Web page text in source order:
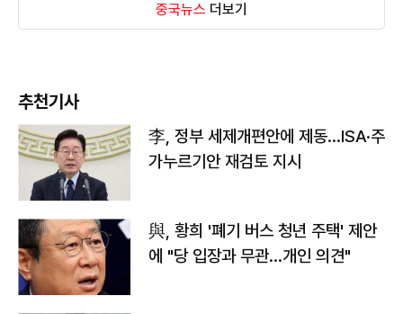
중국뉴스 더보기
추천기사
李, 정부 세제개편안에 제동…ISA·주
가누르기안 재검토 지시
與, 황희 '폐기 버스 청년 주택' 제안
에 "당 입장과 무관…개인 의견"